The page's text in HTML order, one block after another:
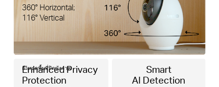
Smart
AI Detection
360° Horizontal;
116° Vertical
Enhanced Privacy
Protection
กำหนดพื้นที่ปิดบังภาพ